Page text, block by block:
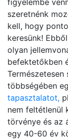
figyelembe
szeretnénk
kell, hogy
keresünk!
olyan
befektetőkben
többségében
tapasztalatot,
nem feltétlenül
törvénye és az
egy 40-60 év